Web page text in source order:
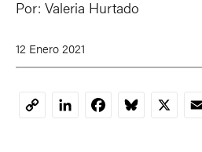
Por: Valeria Hurtado
12 Enero 2021
CopyLinkedInFacebookBluesky
X